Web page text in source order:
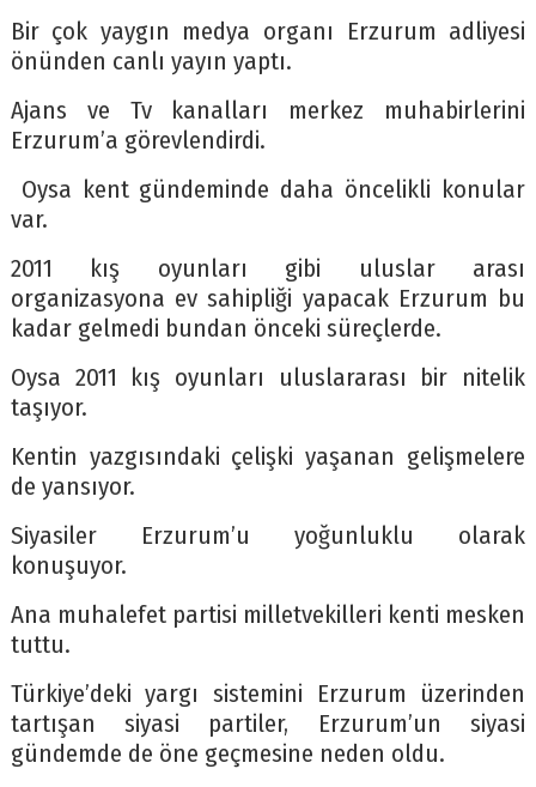
Bir çok yaygın medya organı Erzurum adliyesi
önünden canlı yayın yaptı.
Ajans ve Tv kanalları merkez muhabirlerini
Erzurum’a görevlendirdi.
Oysa kent gündeminde daha öncelikli konular
var.
2011 kış oyunları gibi uluslar arası
organizasyona ev sahipliği yapacak Erzurum bu
kadar gelmedi bundan önceki süreçlerde.
Oysa 2011 kış oyunları uluslararası bir nitelik
taşıyor.
Kentin yazgısındaki çelişki yaşanan gelişmelere
de yansıyor.
Siyasiler Erzurum’u yoğunluklu olarak
konuşuyor.
Ana muhalefet partisi milletvekilleri kenti mesken
tuttu.
Türkiye’deki yargı sistemini Erzurum üzerinden
tartışan siyasi partiler, Erzurum’un siyasi
gündemde de öne geçmesine neden oldu.